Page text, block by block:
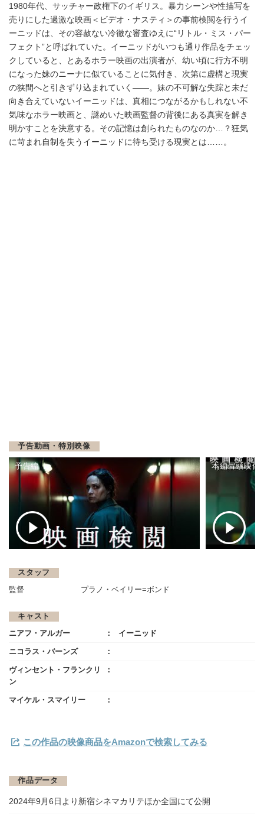
1980年代、サッチャー政権下のイギリス。暴力シーンや性描写を
売りにした過激な映画＜ビデオ・ナスティ＞の事前検閲を行うイ
ーニッドは、その容赦ない冷徹な審査ゆえに“リトル・ミス・パー
フェクト”と呼ばれていた。イーニッドがいつも通り作品をチェッ
クしていると、とあるホラー映画の出演者が、幼い頃に行方不明
になった妹のニーナに似ていることに気付き、次第に虚構と現実
の狭間へと引きずり込まれていく――。妹の不可解な失踪と未だ
向き合えていないイーニッドは、真相につながるかもしれない不
気味なホラー映画と、謎めいた映画監督の背後にある真実を解き
明かすことを決意する。その記憶は創られたものなのか…？狂気
に苛まれ自制を失うイーニッドに待ち受ける現実とは……。
予告動画・特別映像
予告編 本編冒頭映像
スタッフ
監督 プラノ・ベイリー=ボンド
キャスト
ニアフ・アルガー イーニッド
ニコラス・バーンズ
ヴィンセント・フランクリ
ン
マイケル・スマイリー
この作品の映像商品をAmazonで検索してみる
作品データ
2024年9月6日より新宿シネマカリテほか全国にて公開